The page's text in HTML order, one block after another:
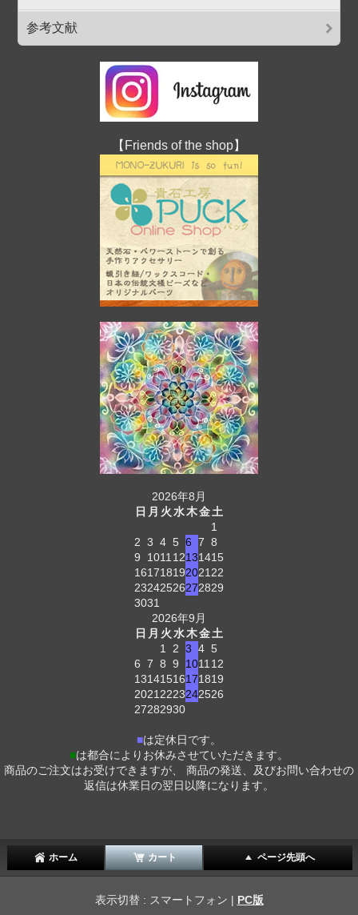
参考文献
【Friends of the shop】
2026年8月
日 月 火水木金土
1
2 3 4 5 6 7 8
9
1011 12131415
161718192021 22
23242526272829
3031
2026年9月
日 月 火水木金土
1
2 3 4 5
6 7 8 9 1011 12
13141516171819
2021 2223242526
27282930
■は定休日です。
■は都合によりお休みさせていただきます。
商品のご注文はお受けできますが、 商品の発送、及びお問い合わせの
返信は休業日の翌日以降になります。
ホーム カート ページ先頭へ
表示切替 : スマートフォン | PC版